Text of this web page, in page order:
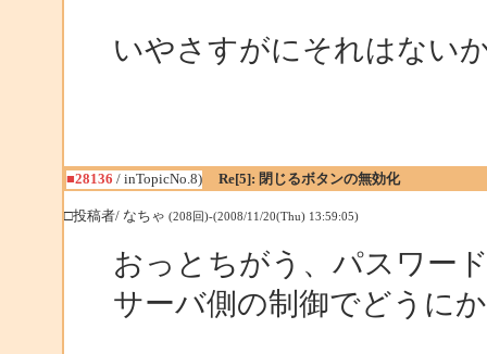
いやさすがにそれはない
■28136 / inTopicNo.8) Re[5]: 閉じるボタンの無効化
□投稿者/ なちゃ (208回)-(2008/11/20(Thu) 13:59:05)
おっとちがう、パスワー
サーバ側の制御でどうに